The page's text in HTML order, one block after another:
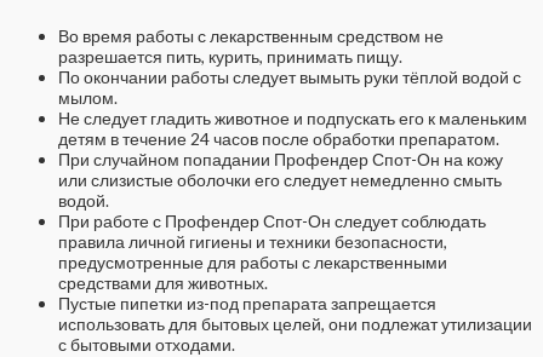
Во время работы с лекарственным средством не
разрешается пить, курить, принимать пищу.
По окончании работы следует вымыть руки тёплой водой с
мылом.
Не следует гладить животное и подпускать его к маленьким
детям в течение 24 часов после обработки препаратом.
При случайном попадании Профендер Спот-Он на кожу
или слизистые оболочки его следует немедленно смыть
водой.
При работе с Профендер Спот-Он следует соблюдать
правила личной гигиены и техники безопасности,
предусмотренные для работы с лекарственными
средствами для животных.
Пустые пипетки из-под препарата запрещается
использовать для бытовых целей, они подлежат утилизации
с бытовыми отходами.